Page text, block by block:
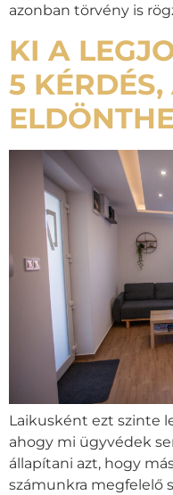
azonban törvény is
KI A
5
Laikusként ezt szinte
ahogy mi ügyvédek
állapítani azt, hogy
számunkra megfelelő